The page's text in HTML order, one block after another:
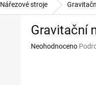
Nářezové stroje
Gravitační
Průměrné
Neohodnoceno